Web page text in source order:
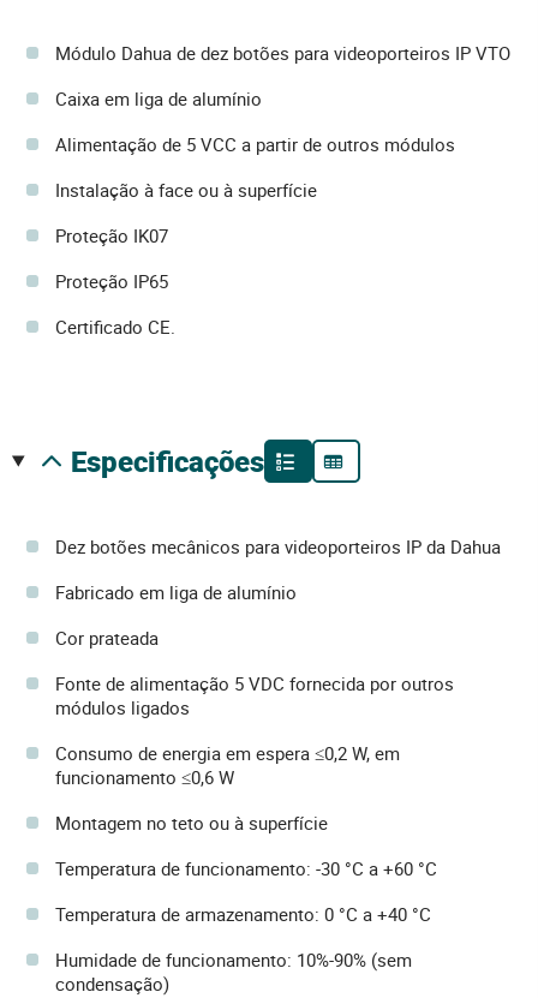
Módulo Dahua de dez botões para videoporteiros IP VTO
Caixa em liga de alumínio
Alimentação de 5 VCC a partir de outros módulos
Instalação à face ou à superfície
Proteção IK07
Proteção IP65
Certificado CE.
especificações
Dez botões mecânicos para videoporteiros IP da Dahua
Fabricado em liga de alumínio
Cor prateada
Fonte de alimentação 5 VDC fornecida por outros
módulos ligados
Consumo de energia em espera ≤0,2 W, em
funcionamento ≤0,6 W
Montagem no teto ou à superfície
Temperatura de funcionamento: -30 °C a +60 °C
Temperatura de armazenamento: 0 °C a +40 °C
Humidade de funcionamento: 10%-90% (sem
condensação)